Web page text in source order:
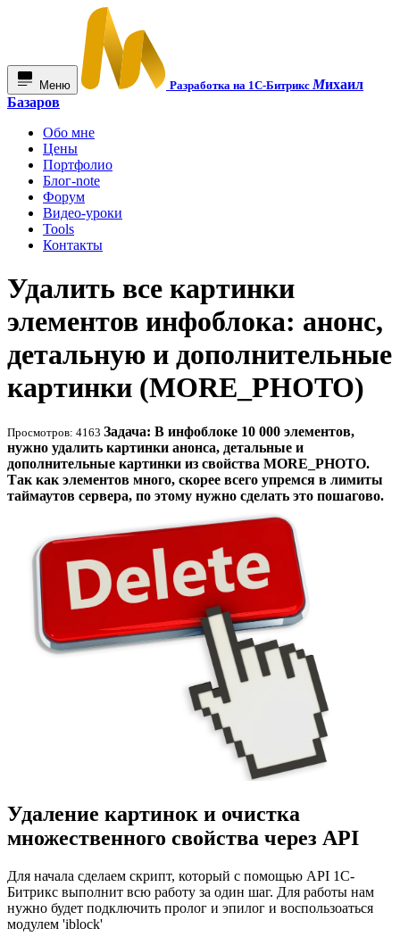
Меню Разработка на 1С-БитриксМихаил
Базаров
Обо мне
Цены
Портфолио
Блог-note
Форум
Видео-уроки
Tools
Контакты
Удалить все картинки
элементов инфоблока: анонс,
детальную и дополнительные
картинки (MORE_PHOTO)
Просмотров: 4163 Задача: В инфоблоке 10 000 элементов,
нужно удалить картинки анонса, детальные и
дополнительные картинки из свойства MORE_PHOTO.
Так как элементов много, скорее всего упремся в лимиты
таймаутов сервера, по этому нужно сделать это пошагово.
Удаление картинок и очистка
множественного свойства через API
Для начала сделаем скрипт, который с помощью API 1С-
Битрикс выполнит всю работу за один шаг. Для работы нам
нужно будет подключить пролог и эпилог и воспользоаться
модулем 'iblock'